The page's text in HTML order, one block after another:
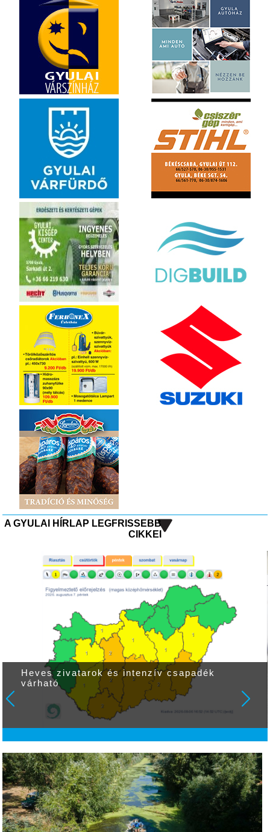
A GYULAI HÍRLAP LEGFRISSEBB
CIKKEI
Heves zivatarok és intenzív csapadék
várható